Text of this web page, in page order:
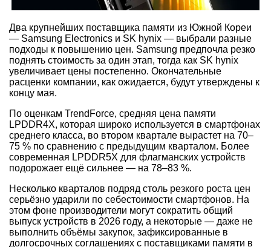
Два крупнейших поставщика памяти из Южной Кореи
— Samsung Electronics и SK hynix — выбрали разные
подходы к повышению цен. Samsung предпочла резко
поднять стоимость за один этап, тогда как SK hynix
увеличивает цены постепенно. Окончательные
расценки компании, как ожидается, будут утверждены к
концу мая.
По оценкам TrendForce, средняя цена памяти
LPDDR4X, которая широко используется в смартфонах
среднего класса, во втором квартале вырастет на 70–
75 % по сравнению с предыдущим кварталом. Более
современная LPDDR5X для флагманских устройств
подорожает ещё сильнее — на 78–83 %.
Несколько кварталов подряд столь резкого роста цен
серьёзно ударили по себестоимости смартфонов. На
этом фоне производители могут сократить общий
выпуск устройств в 2026 году, а некоторые — даже не
выполнить объёмы закупок, зафиксированные в
долгосрочных соглашениях с поставщиками памяти в